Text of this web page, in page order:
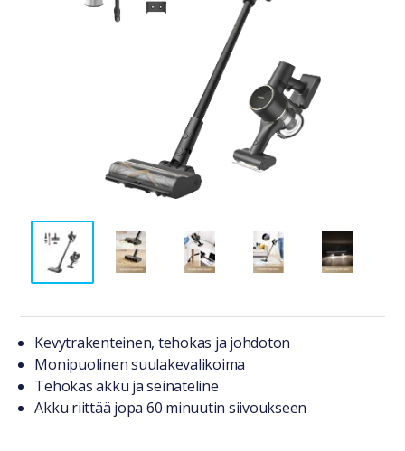
Tuotteesta lyhyesti
Kevytrakenteinen, tehokas ja johdoton
Monipuolinen suulakevalikoima
Tehokas akku ja seinäteline
Akku riittää jopa 60 minuutin siivoukseen